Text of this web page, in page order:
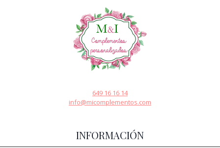
649 16 16 14
info@micomplementos.com
INFORMACIÓN